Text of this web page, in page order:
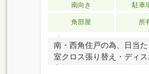
南向き 駐車
角部屋 所
南・西角住戸の為、日当
室クロス張り替え・ディ
交換・エアコン（リビン